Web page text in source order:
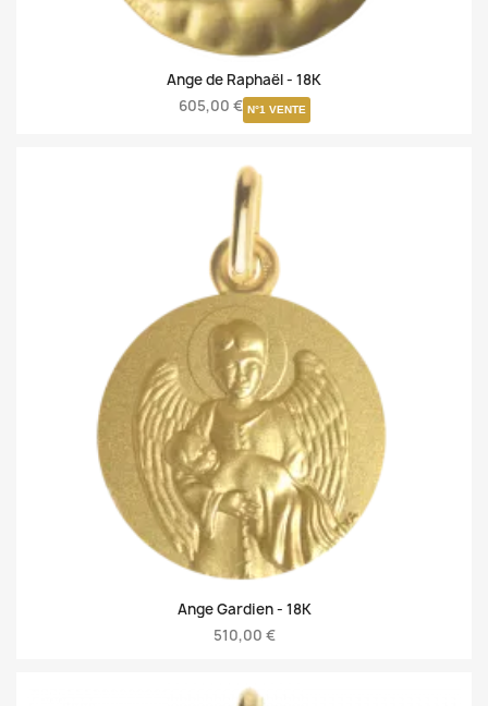
Ange de Raphaël - 18K
605,00 € N°1 VENTE
Ange Gardien - 18K
510,00 €